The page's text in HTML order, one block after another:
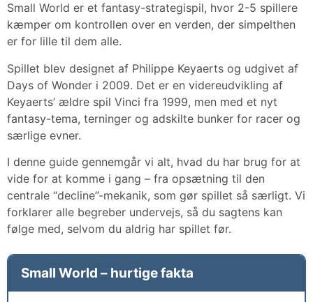
Small World er et fantasy-strategispil, hvor 2-5 spillere
kæmper om kontrollen over en verden, der simpelthen
er for lille til dem alle.
Spillet blev designet af Philippe Keyaerts og udgivet af
Days of Wonder i 2009. Det er en videreudvikling af
Keyaerts’ ældre spil Vinci fra 1999, men med et nyt
fantasy-tema, terninger og adskilte bunker for racer og
særlige evner.
I denne guide gennemgår vi alt, hvad du har brug for at
vide for at komme i gang – fra opsætning til den
centrale “decline”-mekanik, som gør spillet så særligt. Vi
forklarer alle begreber undervejs, så du sagtens kan
følge med, selvom du aldrig har spillet før.
Small World – hurtige fakta